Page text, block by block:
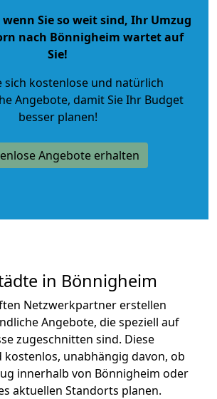
Sie so weit sind, Ihr Umzug
nach Bönnigheim wartet auf
Sie!
sich kostenlose und natürlich
Angebote, damit Sie Ihr Budget
besser planen!
Angebote erhalten
in Bönnigheim
Netzwerkpartner erstellen
Angebote, die speziell auf
zugeschnitten sind. Diese
kostenlos, unabhängig davon, ob
innerhalb von Bönnigheim oder
aktuellen Standorts planen.